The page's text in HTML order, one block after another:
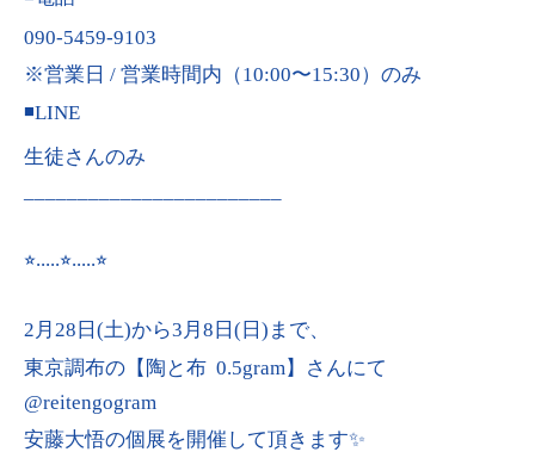
090-5459-9103
※営業日 / 営業時間内（10:00〜15:30）のみ
◾️LINE
生徒さんのみ
⭐︎.....⭐︎.....⭐︎
2月28日(土)から3月8日(日)まで、
東京調布の【陶と布 0.5gram】さんにて
@reitengogram
安藤大悟の個展を開催して頂きます✨